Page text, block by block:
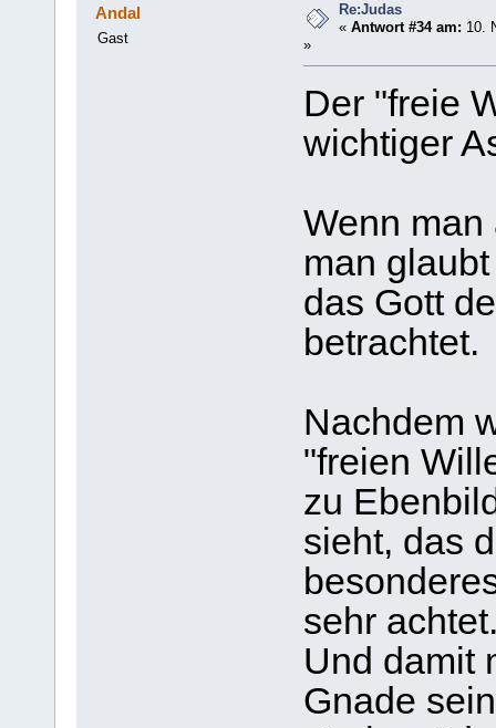
Andal
Gast
Re:Judas
«Antwort #34 am: 10.
»
Der "freie
wichtiger
Wenn
man
das Gott
betrachtet.
Nachdem
"freien
zu
sieht, das
sehr
Und damit
Gnade